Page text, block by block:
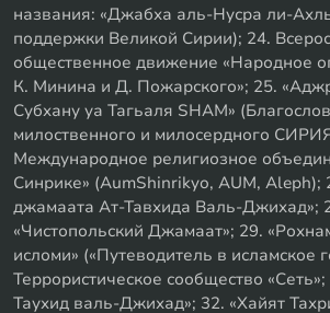
названия: «Джабха аль-Нусра ли-
поддержки Великой Сирии); 24.
общественное движение «Народное
К. Минина и Д. Пожарского»; 25.
Субхану уа Тагьаля SHAM»
милоственного и милосердного
Международное религиозное
Синрике» (AumShinrikyo, AUM,
джамаата Ат-Тавхида Валь-Джихад»;
«Чистопольский Джамаат»; 29.
исломи» («Путеводитель в исламское
Террористическое сообщество
Таухид валь-Джихад»; 32. «Хайят